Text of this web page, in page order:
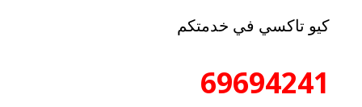
كيو تاكسي في خدمتكم
69694241